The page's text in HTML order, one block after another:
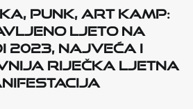
punk, Art Kamp:
Ljeto na
2023, najveća i
riječka ljetna